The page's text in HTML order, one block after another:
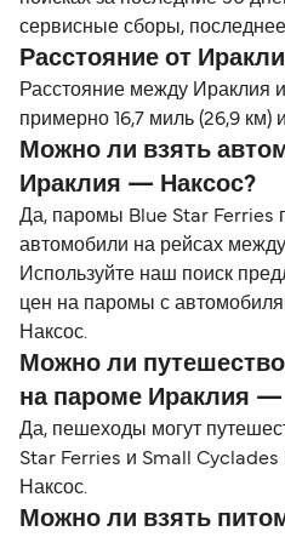
сервисные сборы,
Расстояние от
Расстояние между Ираклия
примерно 16,7 миль (26,9 км)
Можно ли взять
Ираклия — Наксос?
Да, паромы Blue Star Ferries
автомобили на рейсах
Используйте наш поиск
цен на паромы с
Наксос.
Можно ли
на пароме Ираклия —
Да, пешеходы могут
Star Ferries и Small
Наксос.
Можно ли взять